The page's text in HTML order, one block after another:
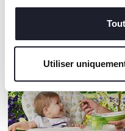
techniques, qui sont
Utiliser
NOS